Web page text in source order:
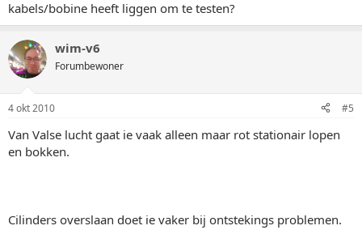
kabels/bobine heeft liggen om te testen?
wim-v6
Forumbewoner
4 okt 2010 #5
Van Valse lucht gaat ie vaak alleen maar rot stationair lopen
en bokken.
Cilinders overslaan doet ie vaker bij ontstekings problemen.